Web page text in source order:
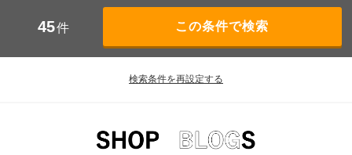
45件
検索条件を再設定する